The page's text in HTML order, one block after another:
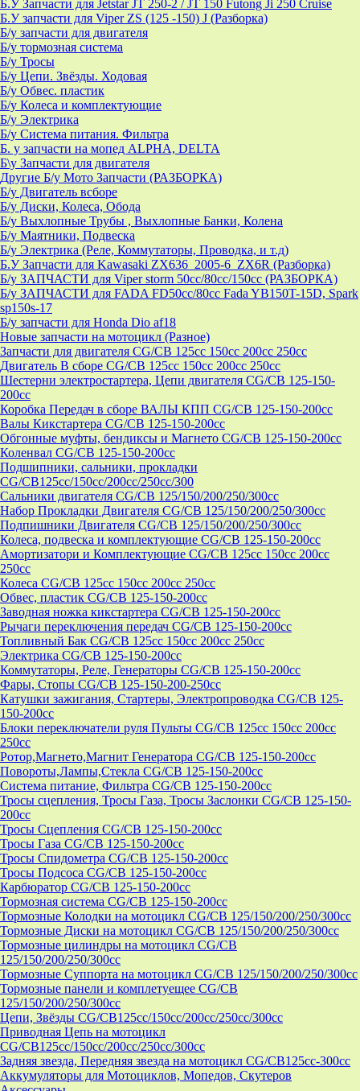
Б.У Запчасти для Jetstar JT 250-2 / JT 150 Futong Ji 250 Cruise
Б.У запчасти для Viper ZS (125 -150) J (Разборка)
Б/у запчасти для двигателя
Б/у тормозная система
Б/у Тросы
Б/у Цепи. Звёзды. Ходовая
Б/у Обвес. пластик
Б/у Колеса и комплектующие
Б/у Электрика
Б/у Система питания. Фильтра
Б. у запчасти на мопед ALPHA, DELTA
Б\у Запчасти для двигателя
Другие Б/у Мото Запчасти (РАЗБОРКА)
Б/у Двигатель всборе
Б/у Диски, Колеса, Обода
Б/у Выхлопные Трубы , Выхлопные Банки, Колена
Б/у Маятники, Подвеска
Б/у Электрика (Реле, Коммутаторы, Проводка, и т.д)
Б.У Запчасти для Kawasaki ZX636_2005-6_ZX6R (Разборка)
Б/у ЗАПЧАСТИ для Viper storm 50cc/80cc/150cc (РАЗБОРКА)
Б/у ЗАПЧАСТИ для FADA FD50cc/80cc Fada YB150T-15D, Spark
sp150s-17
Б/у запчасти для Honda Dio af18
Новые запчасти на мотоцикл (Разное)
Запчасти для двигателя CG/CB 125cc 150cc 200cc 250cc
Двигатель В сборе CG/CB 125cc 150cc 200cc 250cc
Шестерни электростартера, Цепи двигателя CG/CB 125-150-
200cc
Коробка Передач в сборе ВАЛЫ КПП CG/CB 125-150-200cc
Валы Кикстартера CG/CB 125-150-200cc
Обгонные муфты, бендиксы и Магнето CG/CB 125-150-200cc
Коленвал CG/CB 125-150-200cc
Подшипники, сальники, прокладки
CG/CB125сс/150cc/200cc/250cc/300
Сальники двигателя CG/CB 125/150/200/250/300cc
Набор Прокладки Двигателя CG/CB 125/150/200/250/300cc
Подпишники Двигателя CG/CB 125/150/200/250/300cc
Колеса, подвеска и комплектующие CG/CB 125-150-200cc
Амортизатори и Комплектующие CG/CB 125cc 150cc 200cc
250cc
Колеса CG/CB 125cc 150cc 200cc 250cc
Обвес, пластик CG/CB 125-150-200cc
Заводная ножка кикстартера CG/CB 125-150-200cc
Рычаги переключения передач CG/CB 125-150-200cc
Топливный Бак CG/CB 125cc 150cc 200cc 250cc
Электрика CG/CB 125-150-200cc
Коммутаторы, Реле, Генераторы CG/CB 125-150-200cc
Фары, Стопы CG/CB 125-150-200-250cc
Катушки зажигания, Стартеры, Электропроводка CG/CB 125-
150-200cc
Блоки переключатели руля Пульты CG/CB 125cc 150cc 200cc
250cc
Ротор,Магнето,Магнит Генератора CG/CB 125-150-200cc
Повороты,Лампы,Стекла CG/CB 125-150-200cc
Система питание, Фильтра CG/CB 125-150-200cc
Тросы сцепления, Тросы Газа, Тросы Заслонки CG/CB 125-150-
200cc
Тросы Сцепления CG/CB 125-150-200cc
Тросы Газа CG/CB 125-150-200cc
Тросы Спидометра CG/CB 125-150-200cc
Тросы Подсоса CG/CB 125-150-200cc
Карбюратор CG/CB 125-150-200cc
Тормозная система CG/CB 125-150-200cc
Тормозные Колодки на мотоцикл CG/CB 125/150/200/250/300cc
Тормозные Диски на мотоцикл CG/CB 125/150/200/250/300cc
Тормозные цилиндры на мотоцикл CG/CB
125/150/200/250/300cc
Тормозные Суппорта на мотоцикл CG/CB 125/150/200/250/300cc
Тормозные панели и комплетуещее CG/CB
125/150/200/250/300cc
Цепи, Звёзды CG/CB125cc/150cc/200cc/250cc/300cc
Приводная Цепь на мотоцикл
CG/CB125cc/150cc/200cc/250cc/300cc
Задняя звезда, Передняя звезда на мотоцикл CG/CB125cc-300сс
Аккумуляторы для Мотоциклов, Мопедов, Скутеров